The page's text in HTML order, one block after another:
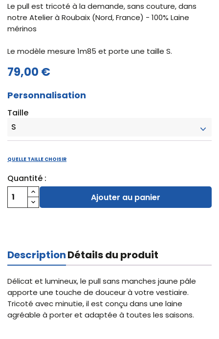
Le pull est tricoté à la demande, sans couture, dans
notre Atelier à Roubaix (Nord, France) - 100% Laine
mérinos
Le modèle mesure 1m85 et porte une taille S.
79,00 €
Personnalisation
Taille
QUELLE TAILLE CHOISIR
Quantité :
Ajouter au panier
DescriptionDétails du produit
Délicat et lumineux, le pull sans manches jaune pâle
apporte une touche de douceur à votre vestiaire.
Tricoté avec minutie, il est conçu dans une laine
agréable à porter et adaptée à toutes les saisons.